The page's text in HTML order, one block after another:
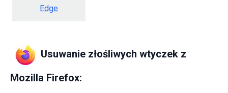
Edge
Usuwanie złośliwych wtyczek z
Mozilla Firefox: